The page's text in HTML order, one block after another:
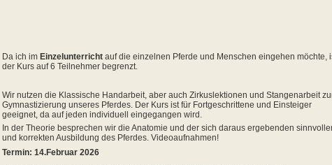
Da ich im Einzelunterricht auf die einzelnen Pferde und Menschen eingehen möchte,
der Kurs auf 6 Teilnehmer begrenzt.
Wir nutzen die Klassische Handarbeit, aber auch Zirkuslektionen und Stangenarbeit
Gymnastizierung unseres Pferdes. Der Kurs ist für Fortgeschrittene und Einsteiger
geeignet, da auf jeden individuell eingegangen wird.
In der Theorie besprechen wir die Anatomie und der sich daraus ergebenden
und korrekten Ausbildung des Pferdes. Videoaufnahmen!
Termin: 14.Februar 2026